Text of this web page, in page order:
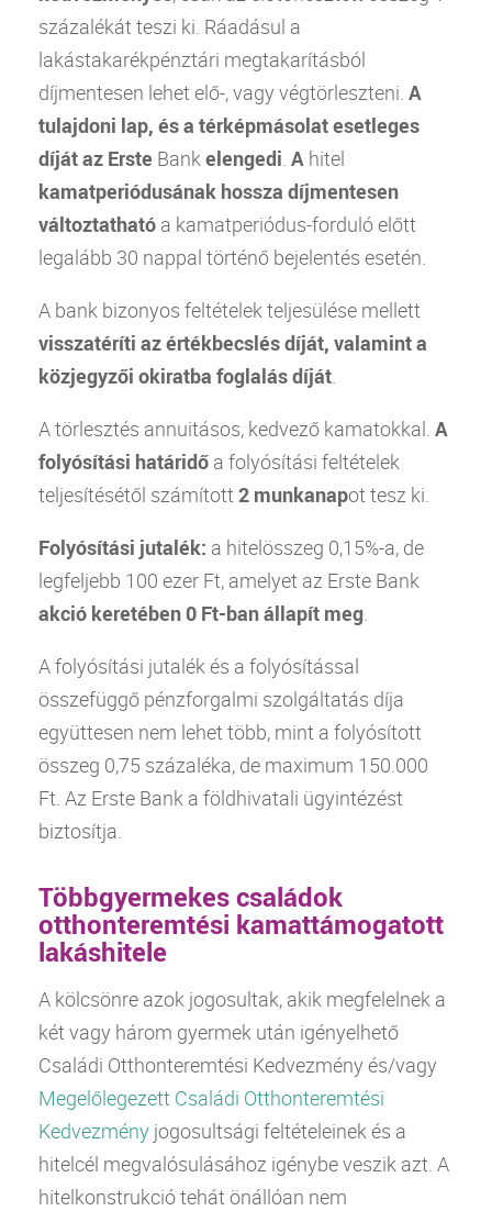
százalékát teszi ki. Ráadásul a
lakástakarékpénztári megtakarításból
díjmentesen lehet elő-, vagy végtörleszteni. A
tulajdoni lap, és a térképmásolat esetleges
díját az Erste Bank elengedi A hitel
kamatperiódusának hossza díjmentesen
változtatható a kamatperiódus-forduló előtt
legalább 30 nappal történő bejelentés esetén.
A bank bizonyos feltételek teljesülése mellett
visszatéríti az értékbecslés díját, valamint a
közjegyzői okiratba foglalás díját
A törlesztés annuitásos, kedvező kamatokkal. A
folyósítási határidő a folyósítási feltételek
teljesítésétől számított 2 munkanapot tesz ki.
Folyósítási jutalék: a hitelösszeg 0,15%-a, de
legfeljebb 100 ezer Ft, amelyet az Erste Bank
akció keretében 0 Ft-ban állapít meg
A folyósítási jutalék és a folyósítással
összefüggő pénzforgalmi szolgáltatás díja
együttesen nem lehet több, mint a folyósított
összeg 0,75 százaléka, de maximum 150.000
Ft. Az Erste Bank a földhivatali ügyintézést
biztosítja.
Többgyermekes családok
otthonteremtési kamattámogatott
lakáshitele
A kölcsönre azok jogosultak, akik megfelelnek a
két vagy három gyermek után igényelhető
Családi Otthonteremtési Kedvezmény és/vagy
Megelőlegezett Családi Otthonteremtési
Kedvezmény jogosultsági feltételeinek és a
hitelcél megvalósulásához igénybe veszik azt. A
hitelkonstrukció tehát önállóan nem